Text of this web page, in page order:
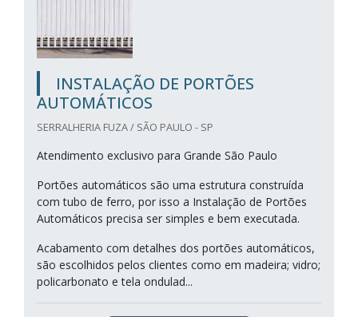
INSTALAÇÃO DE PORTÕES
AUTOMÁTICOS
SERRALHERIA FUZA / SÃO PAULO - SP
Atendimento exclusivo para Grande São Paulo
Portões automáticos são uma estrutura construída
com tubo de ferro, por isso a Instalação de Portões
Automáticos precisa ser simples e bem executada.
Acabamento com detalhes dos portões automáticos,
são escolhidos pelos clientes como em madeira; vidro;
policarbonato e tela ondulad...